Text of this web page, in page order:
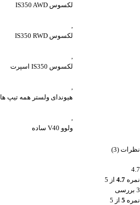
لکسوس IS350 AWD
,
لکسوس IS350 RWD
,
لکسوس IS350 اسپرت
,
هیوندای ولستر همه تیپ ها
,
ولوو V40 ساده
نظرات (3)
4.7
نمره 4.7 از 5
3 بررسی
نمره 5 از 5